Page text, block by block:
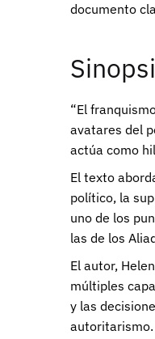
documento
“El
avatares del
actúa como
El texto
político, la
uno de los
las de los
El autor,
múltiples
y las
autoritarismo.